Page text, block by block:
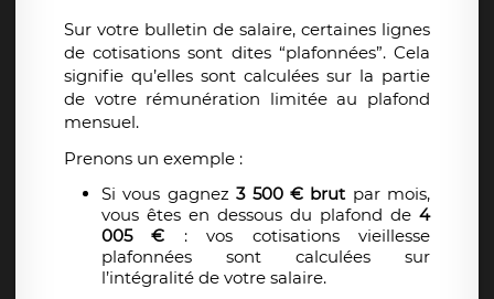
Sur votre bulletin de salaire, certaines lignes
de cotisations sont dites “plafonnées”. Cela
signifie qu’elles sont calculées sur la partie
de votre rémunération limitée au plafond
mensuel.
Prenons un exemple :
Si vous gagnez3 500 € brut par mois,
vous êtes en dessous du plafond de 4
005 € : vos cotisations vieillesse
plafonnées sont calculées sur
l’intégralité de votre salaire.